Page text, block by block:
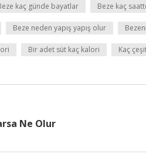
kaç günde bayatlar Beze kaç
Beze neden yapış yapış olur
Bir adet süt kaç kalori Kaç
Ne Olur